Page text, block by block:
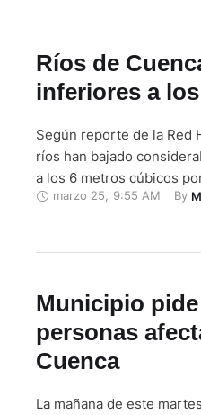
Ríos de
inferiores a los
Según reporte de la Red
ríos han bajado
a los 6 metros cúbicos
días donde no se han
marzo 25 9:55 AM By
Municipio
personas
Cuenca
La mañana de este